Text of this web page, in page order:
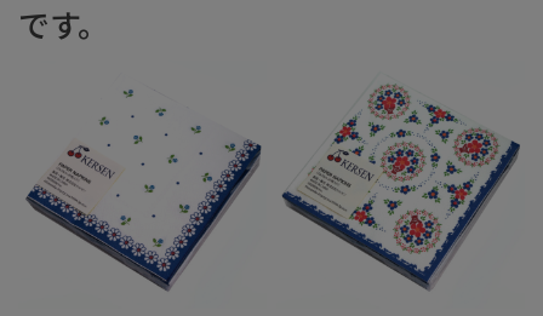
です。